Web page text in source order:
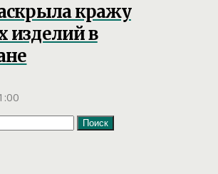
кражу
изделий в